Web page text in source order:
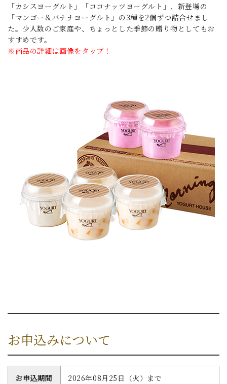
「カシスヨーグルト」「ココナッツヨーグルト」、新登場の
「マンゴー＆バナナヨーグルト」の3種を2個ずつ詰合せまし
た。少人数のご家庭や、ちょっとした季節の贈り物としてもお
すすめです。
※商品の詳細は画像をタップ！
お申込みについて
お申込期間 2026年08月25日（火）まで